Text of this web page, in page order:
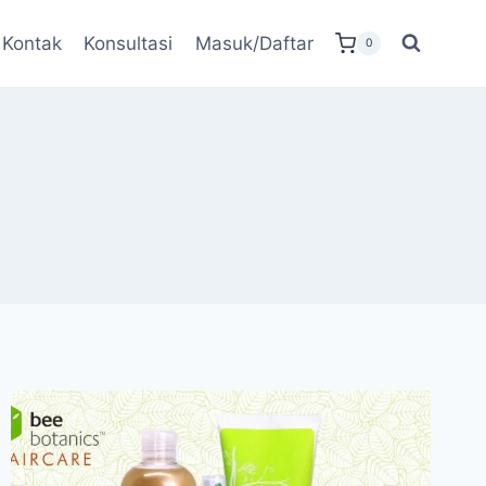
Kontak Konsultasi Masuk/Daftar 0